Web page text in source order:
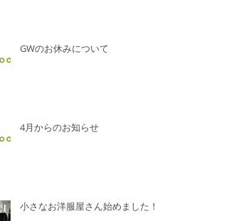
GWのお休みについて
4月からのお知らせ
小さなお洋服屋さん始めました！！